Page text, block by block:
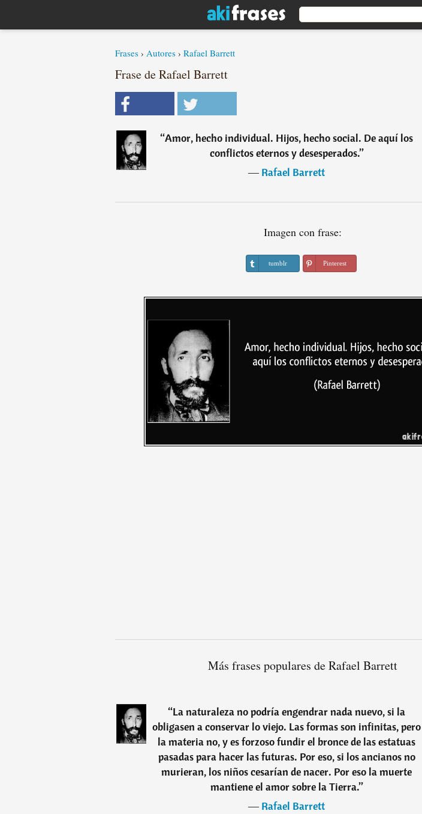
Frases › Autores › Rafael Barrett
Frase de Rafael Barrett
“Amor, hecho individual. Hijos, hecho social. De aquí los
conflictos eternos y desesperados.”
―Rafael Barrett
Imagen con frase:
tumblr Pinterest
Más frases populares de Rafael Barrett
“La naturaleza no podría engendrar nada nuevo, si la
obligasen a conservar lo viejo. Las formas son infinitas, pero
la materia no, y es forzoso fundir el bronce de las estatuas
pasadas para hacer las futuras. Por eso, si los ancianos no
murieran, los niños cesarían de nacer. Por eso la muerte
mantiene el amor sobre la Tierra.”
―Rafael Barrett